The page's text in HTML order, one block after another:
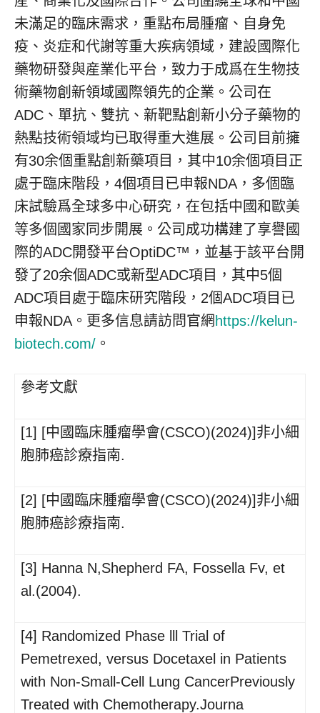
未滿足的臨床需求，重點布局腫瘤、自身免
疫、炎症和代謝等重大疾病領域，建設國際化
藥物研發與産業化平台，致力于成爲在生物技
術藥物創新領域國際領先的企業。公司在
ADC、單抗、雙抗、新靶點創新小分子藥物的
熱點技術領域均已取得重大進展。公司目前擁
有30余個重點創新藥項目，其中10余個項目正
處于臨床階段，4個項目已申報NDA，多個臨
床試驗爲全球多中心研究，在包括中國和歐美
等多個國家同步開展。公司成功構建了享譽國
際的ADC開發平台OptiDC™，並基于該平台開
發了20余個ADC或新型ADC項目，其中5個
ADC項目處于臨床研究階段，2個ADC項目已
申報NDA。更多信息請訪問官網https://kelun-
biotech.com/ 。
參考文獻
[1] [中國臨床腫瘤學會(CSCO)(2024)]非小細
胞肺癌診療指南.
[2] [中國臨床腫瘤學會(CSCO)(2024)]非小細
胞肺癌診療指南.
[3] Hanna N,Shepherd FA, Fossella Fv, et
al.(2004).
[4] Randomized Phase lll Trial of
Pemetrexed, versus Docetaxel in Patients
with Non-Small-Cell Lung CancerPreviously
Treated with Chemotherapy.Journa